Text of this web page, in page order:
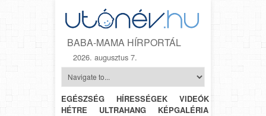
BABA-MAMA HÍRPORTÁL
2026. augusztus 7.
EGÉSZSÉG HÍRESSÉGEK VIDEÓK
HÉTRŐL-
HÉTRE
ULTRAHANG KÉPGALÉRIA